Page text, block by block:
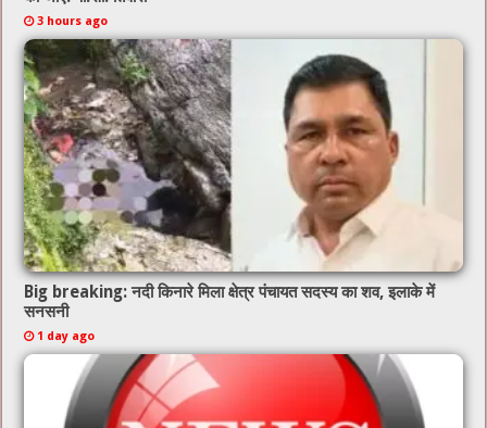
3 hours ago
Big breaking: नदी किनारे मिला क्षेत्र पंचायत सदस्य का शव, इलाके में
सनसनी
1 day ago